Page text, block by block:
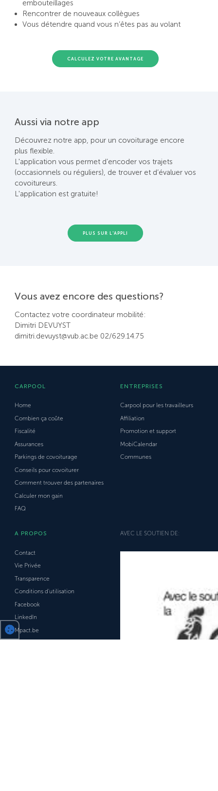
embouteillages
Rencontrer de nouveaux collègues
Vous détendre quand vous n’êtes pas au volant
CALCULEZ VOTRE AVANTAGE
Aussi via notre app
Découvrez notre app, pour un covoiturage encore
plus flexible.
L'application vous permet d’encoder vos trajets
(occasionnels ou réguliers), de trouver et d’évaluer vos
covoitureurs.
L'application est gratuite!
PLUS SUR L'APPLI
Vous avez encore des questions?
Contactez votre coordinateur mobilité:
Dimitri DEVUYST
dimitri.devuyst@vub.ac.be 02/629.14.75
CARPOOL
Home
Combien ça coûte
Fiscalité
Assurances
Parkings de covoiturage
Conseils pour covoiturer
Comment trouver des partenaires
Calculer mon gain
FAQ
ENTREPRISES
Carpool pour les travailleurs
Affiliation
Promotion et support
MobiCalendar
Communes
A PROPOS
Contact
Vie Privée
Transparence
Conditions d'utilisation
Facebook
LinkedIn
Mpact.be
AVEC LE SOUTIEN DE: